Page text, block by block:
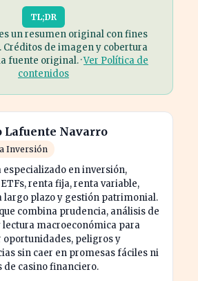
TL;DR
un resumen original con fines
de imagen y cobertura
fuente original. ·Ver Política de
contenidos
Lafuente Navarro
Inversión
especializado en inversión,
renta fija, renta variable,
largo plazo y gestión patrimonial.
combina prudencia, análisis de
lectura macroeconómica para
oportunidades, peligros y
sin caer en promesas fáciles ni
de casino financiero.